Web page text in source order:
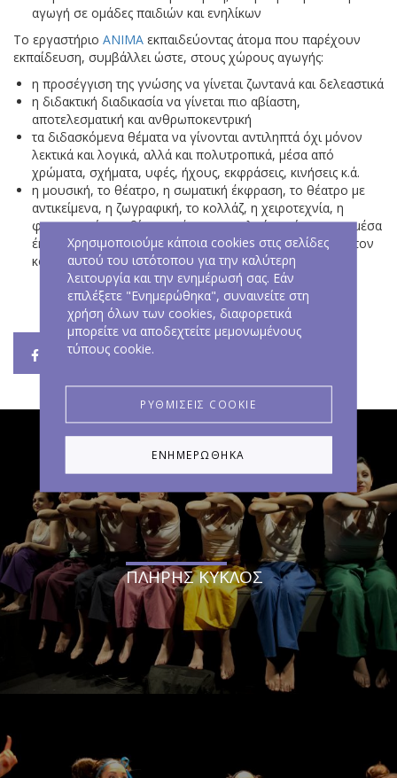
αγωγή σε ομάδες παιδιών και ενηλίκων
Το εργαστήριο ΑΝΙΜΑ εκπαιδεύοντας άτομα που παρέχουν
εκπαίδευση, συμβάλλει ώστε, στους χώρους αγωγής:
η προσέγγιση της γνώσης να γίνεται ζωντανά και δελεαστικά
η διδακτική διαδικασία να γίνεται πιο αβίαστη,
αποτελεσματική και ανθρωποκεντρική
τα διδασκόμενα θέματα να γίνονται αντιληπτά όχι μόνον
λεκτικά και λογικά, αλλά και πολυτροπικά, μέσα από
χρώματα, σχήματα, υφές, ήχους, εκφράσεις, κινήσεις κ.ά.
η μουσική, το θέατρο, η σωματική έκφραση, το θέατρο με
αντικείμενα, η ζωγραφική, το κολλάζ, η χειροτεχνία, η
φωτογραφία, το βίντεο κ.ά. να αποτελούν τρόπους και μέσα
έκφρασης των ατομικών διαφορών και αντιλήψεων για τον
κόσμο.
ΠΛΗΡΗΣ ΚΥΚΛΟΣ
Χρησιμοποιούμε κάποια cookies στις σελίδες
αυτού του ιστότοπου για την καλύτερη
λειτουργία και την ενημέρωσή σας. Εάν
επιλέξετε "Ενημερώθηκα", συναινείτε στη
χρήση όλων των cookies, διαφορετικά
μπορείτε να αποδεχτείτε μεμονωμένους
τύπους cookie.
ΡΥΘΜΊΣΕΙΣ COOKIE
ΕΝΗΜΕΡΏΘΗΚΑ